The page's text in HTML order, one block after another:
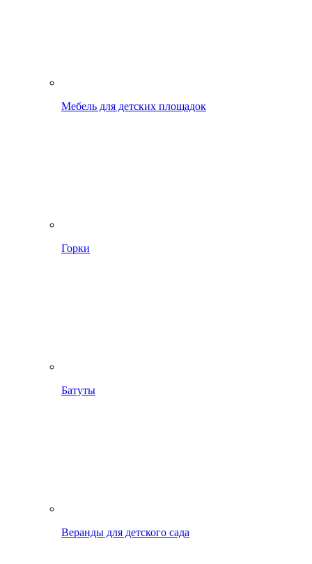
Мебель для детских площадок
Горки
Батуты
Веранды для детского сада